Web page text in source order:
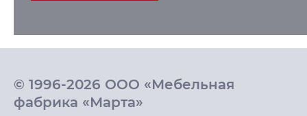
© 1996-2026 ООО «Мебельная
фабрика «Марта»